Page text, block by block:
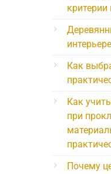
критерии
интерьере
Как
Как
при
Почему